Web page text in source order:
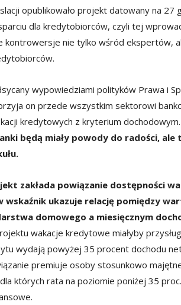
opublikowało projekt datowany na 27
dla kredytobiorców, czyli tej
kontrowersje nie tylko wśród ekspertów,
wypowiedziami polityków Prawa i
on przede wszystkim sektorowi
kredytowych z kryterium dochodowym.
będą miały powody do radości, ale
zakłada powiązanie dostępności
wskaźnik ukazuje relację pomiędzy
domowego a miesięcznym
wakacje kredytowe miałyby
wydają powyżej 35 procent dochodu
premiuje osoby stosunkowo
których rata na poziomie poniżej 35